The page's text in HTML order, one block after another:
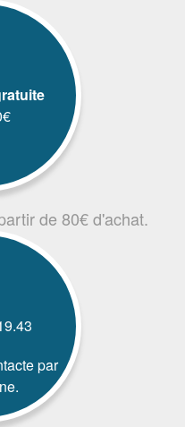
de 80€ d'achat.
par